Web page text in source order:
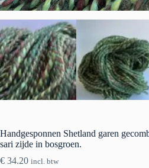
Handgesponnen Shetland garen
sari zijde in bosgroen.
€ 34.20 incl. btw